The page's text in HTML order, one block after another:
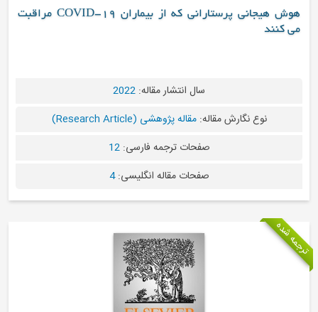
هوش هیجانی پرستارانی که از بیماران COVID-19 مراقبت
سال انتشار مقاله:2022
نوع نگارش مقاله:مقاله پژوهشی (Research Article)
صفحات ترجمه فارسی:12
صفحات مقاله انگلیسی:4